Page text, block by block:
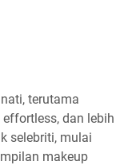
terutama
dan lebih
selebriti, mulai
makeup